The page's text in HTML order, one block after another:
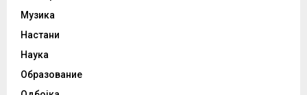
Музика
Настани
Наука
Образование